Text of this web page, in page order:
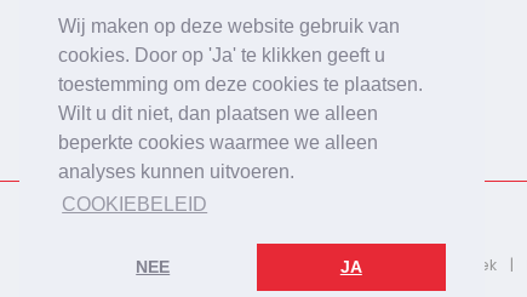
Wij maken op deze website gebruik van
cookies. Door op 'Ja' te klikken geeft u
toestemming om deze cookies te plaatsen.
Wilt u dit niet, dan plaatsen we alleen
beperkte cookies waarmee we alleen
analyses kunnen uitvoeren.
COOKIEBELEID
NEE JA
bevorderen van beleidsonderzoek,
uitgevoerd in opdracht van
beleidsinstanties, uitvoerende
organisaties en bedrijfsleven.
2026 © De Vereniging voor Beleidsonderzoek